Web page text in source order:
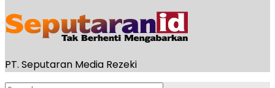
PT. Seputaran Media Rezeki